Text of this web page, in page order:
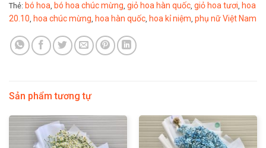
Thẻ: bó hoa, bó hoa chúc mừng, giỏ hoa hàn quốc, giỏ hoa tươi, hoa
20.10, hoa chúc mừng, hoa hàn quốc, hoa kỉ niệm, phụ nữ Việt Nam
Sản phẩm tương tự